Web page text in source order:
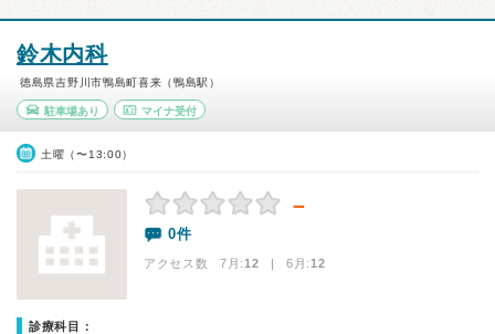
鈴木内科
徳島県吉野川市鴨島町喜来（鴨島駅）
駐車場あり マイナ受付
土曜（〜13:00）
－
0件
アクセス数 7月:12 | 6月:12
診療科目：